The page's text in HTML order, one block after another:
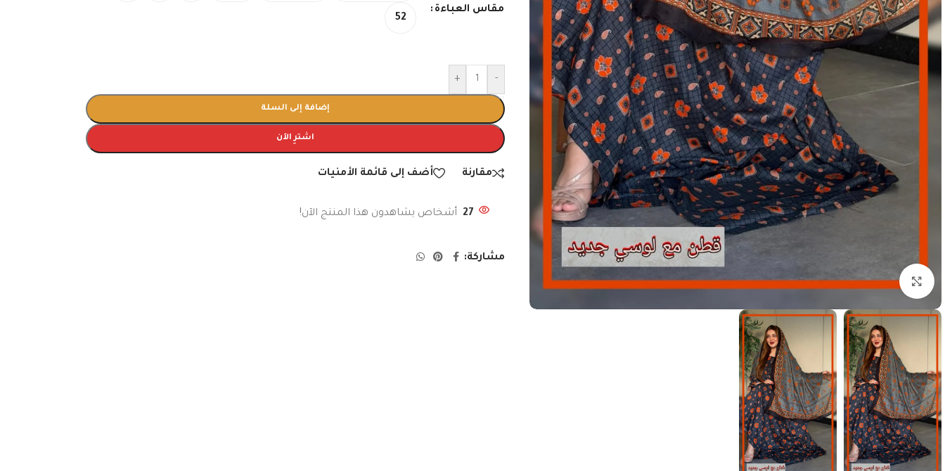
انقر للتكبير
مقاس العباءة
52
-
+
إضافة إلى السلة
اشترِ الآن
مقارنة أضف إلى قائمة الأمنيات
27 أشخاص يشاهدون هذا المنتج الآن!
مشاركة: